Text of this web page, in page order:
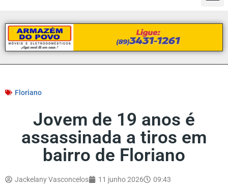
Floriano
Jovem de 19 anos é
assassinada a tiros em
bairro de Floriano
Jackelany Vasconcelos 11 junho 2026
09:43